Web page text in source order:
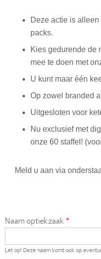
Deze actie is
packs.
Kies gedurende de
mee te doen met
U kunt maar één
Op zowel branded
Uitgesloten voor
Nu exclusief met
onze 60 staffel!
Meld u aan via
Naam optiekzaak
Let op! Deze naam komt ook op